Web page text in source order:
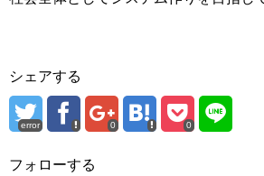
シェアする
error 0 0
フォローする